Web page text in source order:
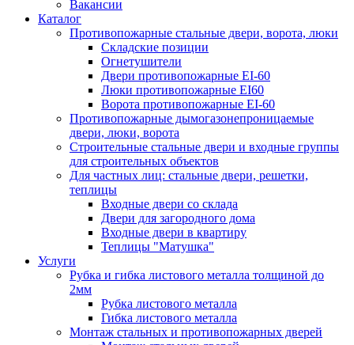
Вакансии
Каталог
Противопожарные стальные двери, ворота, люки
Складские позиции
Огнетушители
Двери противопожарные EI-60
Люки противопожарные EI60
Ворота противопожарные EI-60
Противопожарные дымогазонепроницаемые
двери, люки, ворота
Строительные стальные двери и входные группы
для строительных объектов
Для частных лиц: стальные двери, решетки,
теплицы
Входные двери со склада
Двери для загородного дома
Входные двери в квартиру
Теплицы "Матушка"
Услуги
Рубка и гибка листового металла толщиной до
2мм
Рубка листового металла
Гибка листового металла
Монтаж стальных и противопожарных дверей